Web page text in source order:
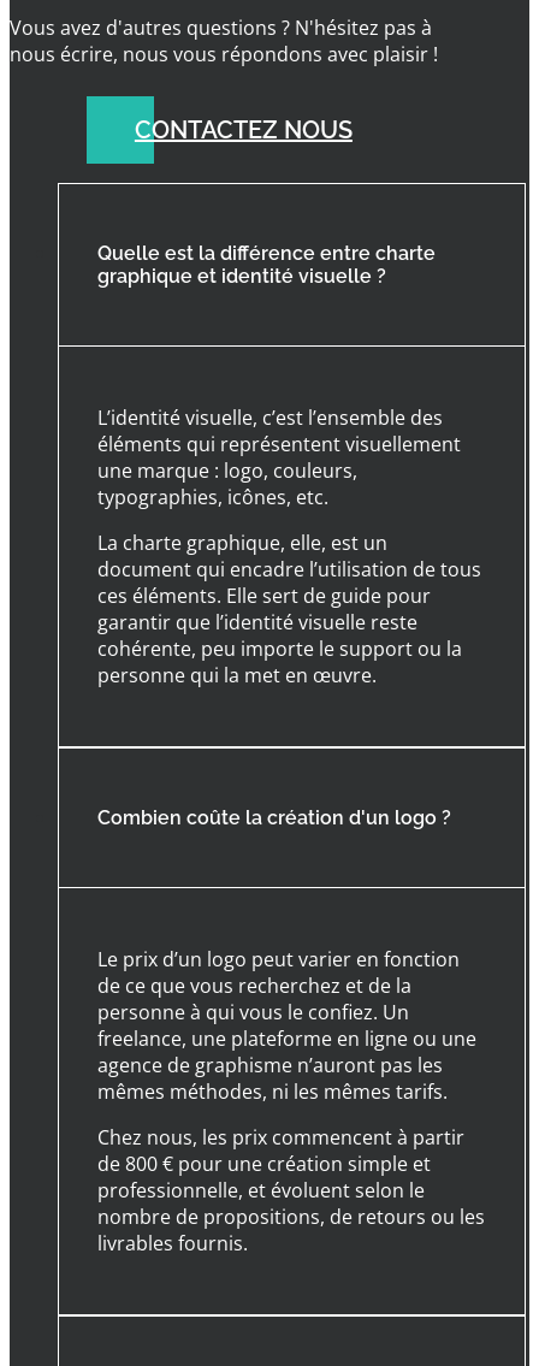
Vous avez d'autres questions ? N'hésitez pas à
nous écrire, nous vous répondons avec plaisir !
CONTACTEZ NOUS
Quelle est la différence entre charte
graphique et identité visuelle ?
L’identité visuelle, c’est l’ensemble des
éléments qui représentent visuellement
une marque : logo, couleurs,
typographies, icônes, etc.
La charte graphique, elle, est un
document qui encadre l’utilisation de tous
ces éléments. Elle sert de guide pour
garantir que l’identité visuelle reste
cohérente, peu importe le support ou la
personne qui la met en œuvre.
Combien coûte la création d'un logo ?
Le prix d’un logo peut varier en fonction
de ce que vous recherchez et de la
personne à qui vous le confiez. Un
freelance, une plateforme en ligne ou une
agence de graphisme n’auront pas les
mêmes méthodes, ni les mêmes tarifs.
Chez nous, les prix commencent à partir
de 800 € pour une création simple et
professionnelle, et évoluent selon le
nombre de propositions, de retours ou les
livrables fournis.